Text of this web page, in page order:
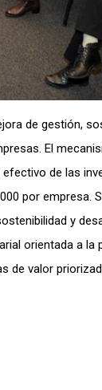
de gestión,
El
de las
por empresa.
y
orientada a la
de valor